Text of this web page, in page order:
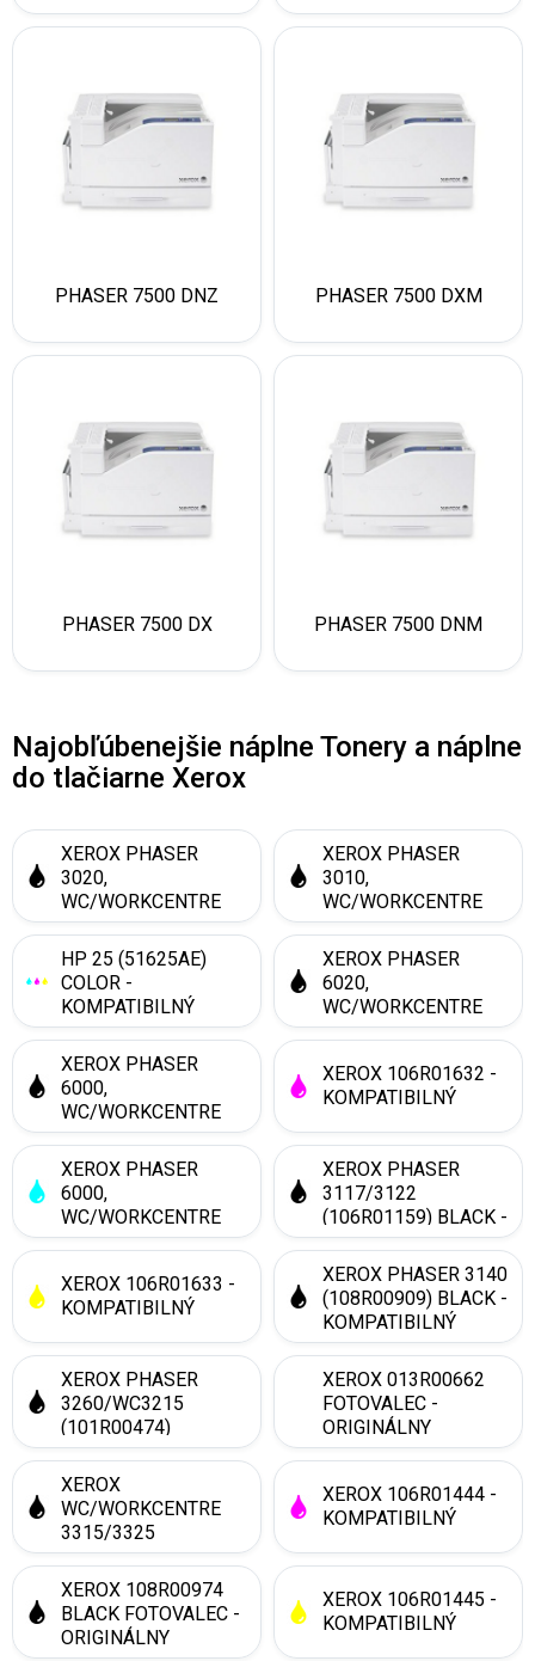
PHASER 7500 DNZ PHASER 7500 DXM
PHASER 7500 DX PHASER 7500 DNM
Najobľúbenejšie náplne Tonery a náplne
do tlačiarne Xerox
XEROX PHASER
3020,
WC/WORKCENTRE
3025 (106R02773)
BLACK -
KOMPATIBILNÝ
XEROX PHASER
3010,
WC/WORKCENTRE
3045 (106R02182)
BLACK -
KOMPATIBILNÝ
HP 25 (51625AE)
COLOR -
KOMPATIBILNÝ
XEROX PHASER
6020,
WC/WORKCENTRE
6025 (106R02763)
KOMPATIBILNÝ
XEROX PHASER
6000,
WC/WORKCENTRE
6015 (106R01634)
BLACK -
KOMPATIBILNÝ
XEROX 106R01632 -
KOMPATIBILNÝ
XEROX PHASER
6000,
WC/WORKCENTRE
6015 (106R01631)
KOMPATIBILNÝ
XEROX PHASER
3117/3122
(106R01159) BLACK -
KOMPATIBILNÝ
XEROX 106R01633 -
KOMPATIBILNÝ
XEROX PHASER 3140
(108R00909) BLACK -
KOMPATIBILNÝ
XEROX PHASER
3260/WC3215
(101R00474)
OPTICKÁ JEDNOTKA
- KOMPATIBILNÝ
XEROX 013R00662
FOTOVALEC -
ORIGINÁLNY
XEROX
WC/WORKCENTRE
3315/3325
(106R02310) BLACK -
KOMPATIBILNÝ
XEROX 106R01444 -
KOMPATIBILNÝ
XEROX 108R00974
BLACK FOTOVALEC -
ORIGINÁLNY
XEROX 106R01445 -
KOMPATIBILNÝ